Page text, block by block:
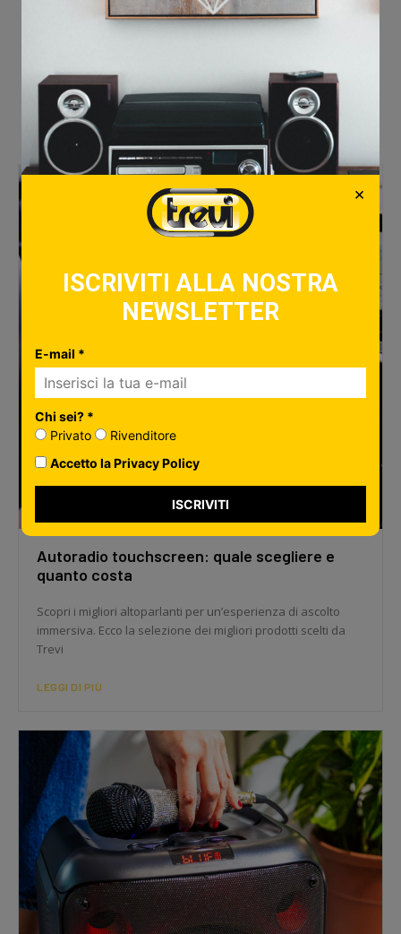
Articoli Correlati
Autoradio touchscreen: quale scegliere e
quanto costa
Scopri i migliori altoparlanti per un’esperienza di ascolto
immersiva. Ecco la selezione dei migliori prodotti scelti da
Trevi
LEGGI DI PIÙ
×
ISCRIVITI ALLA NOSTRA
NEWSLETTER
E-mail *
Chi sei? *
Privato
Rivenditore
Accetto la Privacy Policy
ISCRIVITI